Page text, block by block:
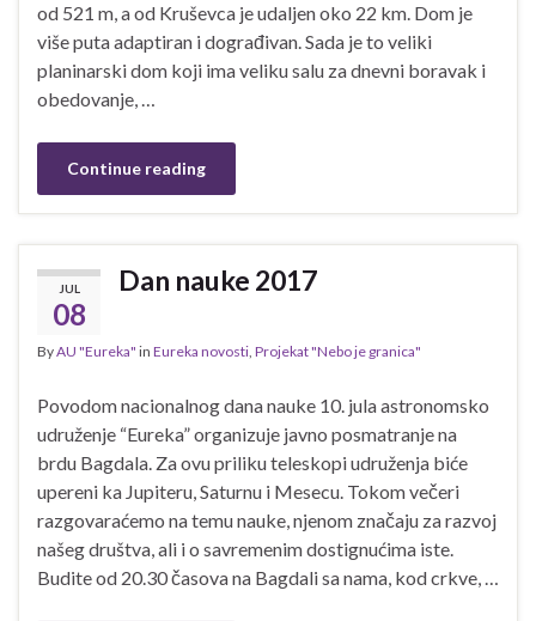
od 521 m, a od Kruševca je udaljen oko 22 km. Dom je
više puta adaptiran i dograđivan. Sada je to veliki
planinarski dom koji ima veliku salu za dnevni boravak i
obedovanje, …
Continue reading
JUL
08
Dan nauke 2017
ByAU "Eureka" in Eureka novosti, Projekat "Nebo je granica"
Povodom nacionalnog dana nauke 10. jula astronomsko
udruženje “Eureka” organizuje javno posmatranje na
brdu Bagdala. Za ovu priliku teleskopi udruženja biće
upereni ka Jupiteru, Saturnu i Mesecu. Tokom večeri
razgovaraćemo na temu nauke, njenom značaju za razvoj
našeg društva, ali i o savremenim dostignućima iste.
Budite od 20.30 časova na Bagdali sa nama, kod crkve, …